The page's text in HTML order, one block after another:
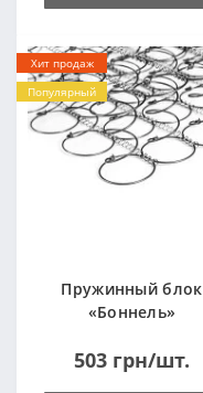
Хит продаж
Популярный
Пружинный блок
«Боннель»
503 грн/шт.